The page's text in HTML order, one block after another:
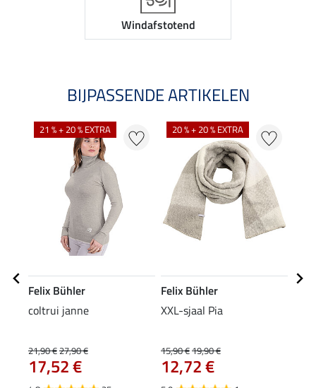
Windafstotend
BIJPASSENDE ARTIKELEN
21 % + 20 % EXTRA
Felix Bühler
coltrui janne
21,90 €27,90 €
17,52 €
20 % + 20 % EXTRA
Felix Bühler
XXL-sjaal Pia
15,90 €19,90 €
12,72 €